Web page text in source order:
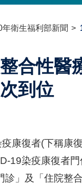
年衛生福利部新聞
合性醫
到位
康復者(下稱康
19染疫康復者
」及「住院整